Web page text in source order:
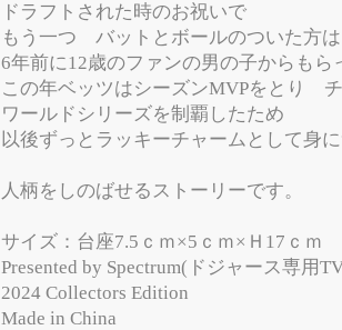
ドラフトされた時のお祝いで
もう一つ バットとボールのついた方は
6年前に12歳のファンの男の子からもら
この年ベッツはシーズンMVPをとり
ワールドシリーズを制覇したため
以後ずっとラッキーチャームとして身
人柄をしのばせるストーリーです。
サイズ：台座7.5ｃｍ×5ｃｍ×Ｈ17ｃｍ
Presented by Spectrum(ドジャース専用
2024 Collectors Edition
Made in China